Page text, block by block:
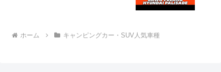
ホーム キャンピングカー・SUV人気車種